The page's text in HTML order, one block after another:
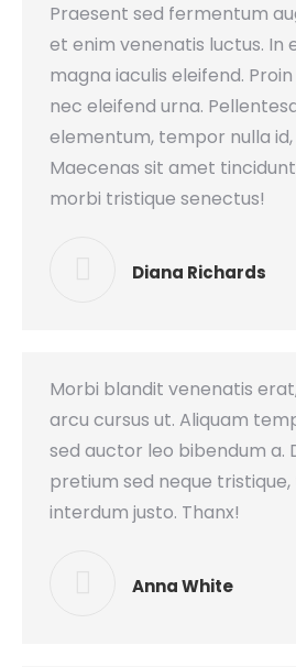
Praesent sed fermentum
et enim venenatis luctus. In
magna iaculis eleifend.
nec eleifend urna.
elementum, tempor nulla
Maecenas sit amet
morbi tristique senectus!
Diana Richards
Morbi blandit venenatis
arcu cursus ut. Aliquam
sed auctor leo bibendum a.
pretium sed neque
interdum justo. Thanx!
Anna White